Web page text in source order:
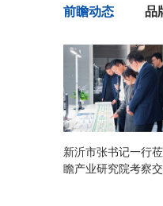
前瞻动态 品
新沂市张书记一行
瞻产业研究院考察